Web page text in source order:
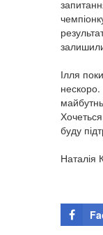
Ілля
буду
Наталія